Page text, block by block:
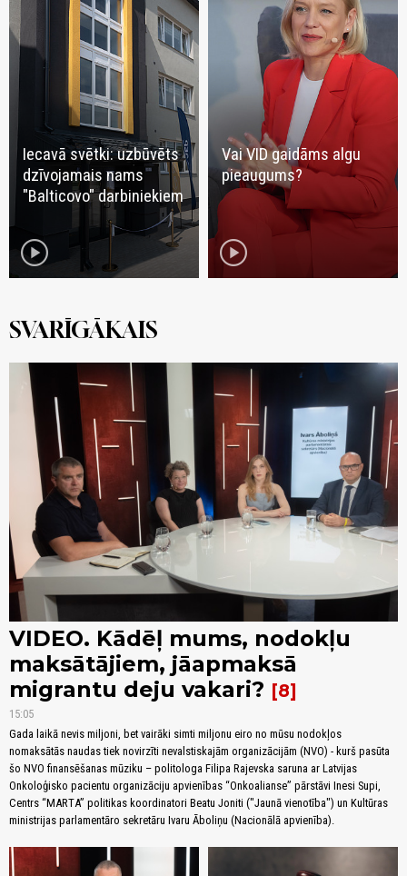
Iecavā svētki: uzbūvēts
dzīvojamais nams
"Balticovo" darbiniekiem
play_circle
Vai VID gaidāms algu
pieaugums?
play_circle
SVARĪGĀKAIS
VIDEO. Kādēļ mums, nodokļu
maksātājiem, jāapmaksā
migrantu deju vakari?
8
15:05
Gada laikā nevis miljoni, bet vairāki simti miljonu eiro no mūsu nodokļos
nomaksātās naudas tiek novirzīti nevalstiskajām organizācijām (NVO) - kurš pasūta
šo NVO finansēšanas mūziku – politologa Filipa Rajevska saruna ar Latvijas
Onkoloģisko pacientu organizāciju apvienības “Onkoalianse” pārstāvi Inesi Supi,
Centrs “MARTA” politikas koordinatori Beatu Joniti ("Jaunā vienotība") un Kultūras
ministrijas parlamentāro sekretāru Ivaru Āboliņu (Nacionālā apvienība).